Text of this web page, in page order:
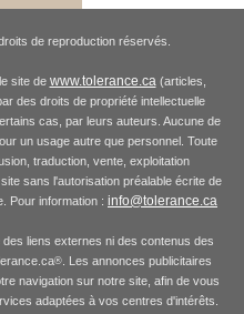
de reproduction réservés.
site de www.tolerance.ca(articles,
des droits de propriété intellectuelle
cas, par leurs auteurs. Aucune de
un usage autre que personnel. Toute
traduction, vente, exploitation
sans l'autorisation préalable écrite de
Pour information : info@tolerance.ca
liens externes ni des contenus des
®. Les annonces publicitaires
navigation sur notre site, afin de vous
adaptées à vos centres d'intérêts.